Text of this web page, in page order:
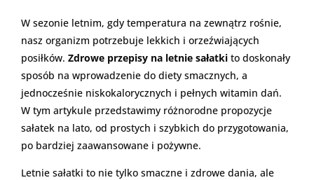
W sezonie letnim, gdy temperatura na zewnątrz rośnie,
nasz organizm potrzebuje lekkich i orzeźwiających
posiłków. Zdrowe przepisy na letnie sałatki to doskonały
sposób na wprowadzenie do diety smacznych, a
jednocześnie niskokalorycznych i pełnych witamin dań.
W tym artykule przedstawimy różnorodne propozycje
sałatek na lato, od prostych i szybkich do przygotowania,
po bardziej zaawansowane i pożywne.
Letnie sałatki to nie tylko smaczne i zdrowe dania, ale